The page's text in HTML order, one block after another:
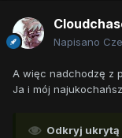
Napisano
A więc nadchodzę z
Ja i mój
Odkryj ukrytą